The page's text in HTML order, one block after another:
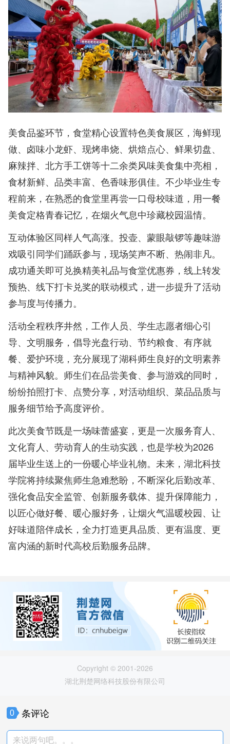
美食品鉴环节，食堂精心设置特色美食展区，海鲜现
做、卤味小龙虾、现烤串烧、烘焙点心、鲜果切盘、
麻辣拌、北方手工饼等十二余类风味美食集中亮相，
食材新鲜、品类丰富、色香味形俱佳。不少毕业生专
程前来，在熟悉的食堂里再尝一口母校味道，用一餐
美食定格青春记忆，在烟火气息中珍藏校园温情。
互动体验区同样人气高涨。投壶、蒙眼敲锣等趣味游
戏吸引同学们踊跃参与，现场笑声不断、热闹非凡。
成功通关即可兑换精美礼品与食堂优惠券，线上转发
预热、线下打卡兑奖的联动模式，进一步提升了活动
参与度与传播力。
活动全程秩序井然，工作人员、学生志愿者细心引
导、文明服务，倡导光盘行动、节约粮食、有序就
餐、爱护环境，充分展现了湖科师生良好的文明素养
与精神风貌。师生们在品尝美食、参与游戏的同时，
纷纷拍照打卡、点赞分享，对活动组织、菜品品质与
服务细节给予高度评价。
此次美食节既是一场味蕾盛宴，更是一次服务育人、
文化育人、劳动育人的生动实践，也是学校为2026
届毕业生送上的一份暖心毕业礼物。未来，湖北科技
学院将持续聚焦师生急难愁盼，不断深化后勤改革、
强化食品安全监管、创新服务载体、提升保障能力，
以匠心做好餐、暖心服好务，让烟火气温暖校园、让
好味道陪伴成长，全力打造更具品质、更有温度、更
富内涵的新时代高校后勤服务品牌。
Copyright © 2001-2026
湖北荆楚网络科技股份有限公司
0 条评论
来说两句吧。。。